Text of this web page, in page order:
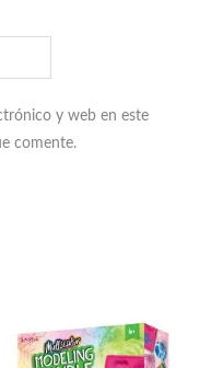
y web en este
comente.